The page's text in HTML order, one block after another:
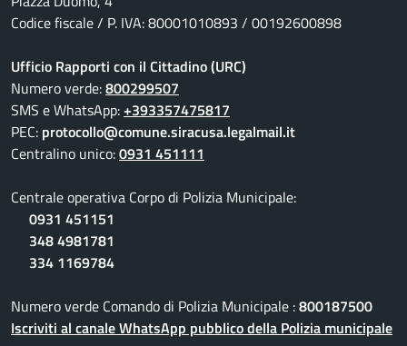
Codice fiscale / P. IVA: 80001010893 / 00192600898
Ufficio Rapporti con il Cittadino (URC)
Numero verde:800299507
SMS e WhatsApp:+393357475817
PEC: protocollo@comune.siracusa.legalmail.it
Centralino unico:0931 451111
Centrale operativa Corpo di Polizia Municipale:
0931 451151
348 4981781
334 1169784
Numero verde Comando di Polizia Municipale :800187500
Iscriviti al canale WhatsApp pubblico della Polizia municipale